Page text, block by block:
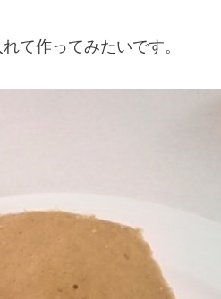
て作ってみたいです。